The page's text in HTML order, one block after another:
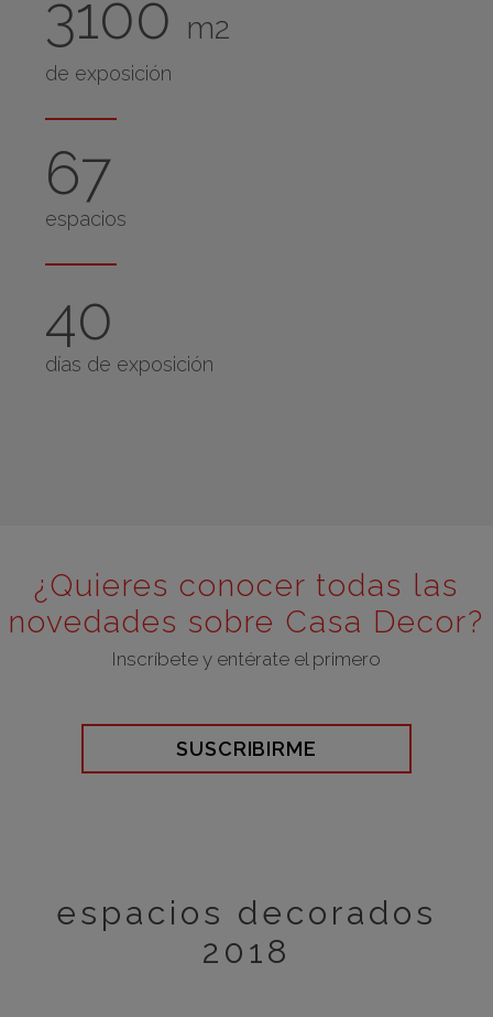
3100 m2
de exposición
67
espacios
40
días de exposición
¿Quieres conocer todas las
novedades sobre Casa Decor?
Inscríbete y entérate el primero
SUSCRIBIRME
espacios decorados
2018